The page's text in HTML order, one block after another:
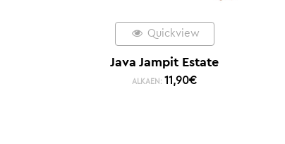
Quickview
Java Jampit Estate
ALKAEN: 11,90€